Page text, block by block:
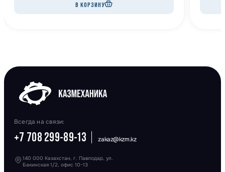
В КОРЗИНУ
Всегда на связи:
+7 708 299-89-13 zakaz@kzm.kz
140 000 Казахстан, г. Павлодар, ул.
Бакинская 1/2, офис 10-13